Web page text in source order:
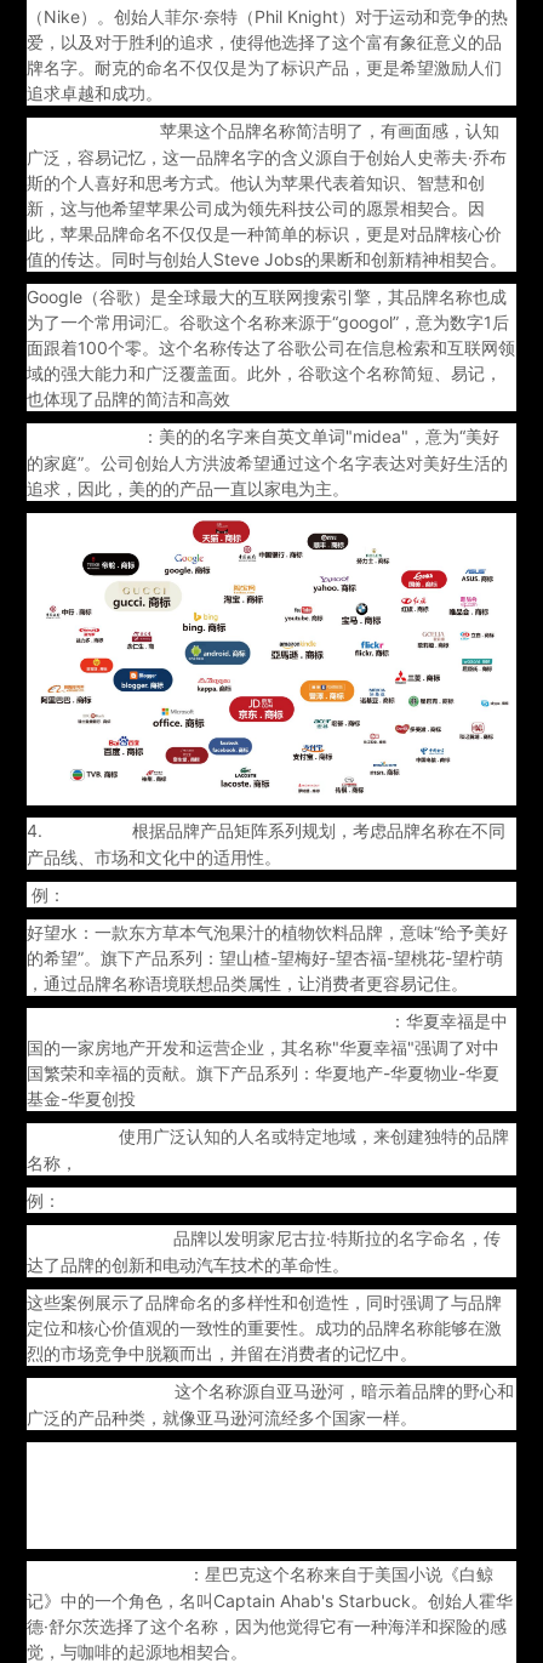
（Nike）。创始人菲尔·奈特（Phil Knight）对于运动和竞争的热
爱，以及对于胜利的追求，使得他选择了这个富有象征意义的品
牌名字。耐克的命名不仅仅是为了标识产品，更是希望激励人们
追求卓越和成功。
苹果这个品牌名称简洁明了，有画面感，认知
广泛，容易记忆，这一品牌名字的含义源自于创始人史蒂夫·乔布
斯的个人喜好和思考方式。他认为苹果代表着知识、智慧和创
新，这与他希望苹果公司成为领先科技公司的愿景相契合。因
此，苹果品牌命名不仅仅是一种简单的标识，更是对品牌核心价
值的传达。同时与创始人Steve Jobs的果断和创新精神相契合。
Google（谷歌）是全球最大的互联网搜索引擎，其品牌名称也成
为了一个常用词汇。谷歌这个名称来源于“googol”，意为数字1后
面跟着100个零。这个名称传达了谷歌公司在信息检索和互联网领
域的强大能力和广泛覆盖面。此外，谷歌这个名称简短、易记，
也体现了品牌的简洁和高效
：美的的名字来自英文单词"midea"，意为“美好
的家庭”。公司创始人方洪波希望通过这个名字表达对美好生活的
追求，因此，美的的产品一直以家电为主。
4.
根据品牌产品矩阵系列规划，考虑品牌名称在不同
产品线、市场和文化中的适用性。
例：
好望水：一款东方草本气泡果汁的植物饮料品牌，意味“给予美好
的希望”。旗下产品系列：望山楂-望梅好-望杏福-望桃花-望柠萌
，通过品牌名称语境联想品类属性，让消费者更容易记住。
：华夏幸福是中
国的一家房地产开发和运营企业，其名称"华夏幸福"强调了对中
国繁荣和幸福的贡献。旗下产品系列：华夏地产-华夏物业-华夏
基金-华夏创投
使用广泛认知的人名或特定地域，来创建独特的品牌
名称，
例：
品牌以发明家尼古拉·特斯拉的名字命名，传
达了品牌的创新和电动汽车技术的革命性。
这些案例展示了品牌命名的多样性和创造性，同时强调了与品牌
定位和核心价值观的一致性的重要性。成功的品牌名称能够在激
烈的市场竞争中脱颖而出，并留在消费者的记忆中。
Amazon（亚马逊）这个名称源自亚马逊河，暗示着品牌的野心和
广泛的产品种类，就像亚马逊河流经多个国家一样。
：星巴克这个名称来自于美国小说《白鲸
记》中的一个角色，名叫Captain Ahab's Starbuck。创始人霍华
德·舒尔茨选择了这个名称，因为他觉得它有一种海洋和探险的感
觉，与咖啡的起源地相契合。